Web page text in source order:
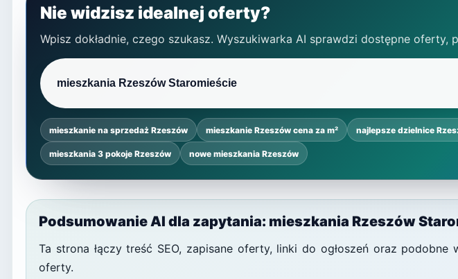
Nie widzisz idealnej oferty?
Wpisz dokładnie, czego szukasz. Wyszukiwarka AI sprawdzi dostępne
mieszkanie na sprzedaż Rzeszów mieszkanie Rzeszów cena za m² najlepsze dzielnice
mieszkania 3 pokoje Rzeszów nowe mieszkania Rzeszów
Podsumowanie AI dla zapytania: mieszkania Rzeszów
Ta strona łączy treść SEO, zapisane oferty, linki do ogłoszeń oraz
oferty.